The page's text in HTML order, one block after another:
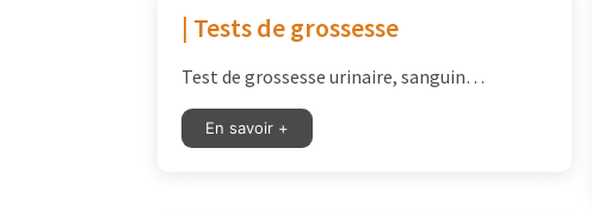
| Tests de grossesse
Test de grossesse urinaire, sanguin…
En savoir +